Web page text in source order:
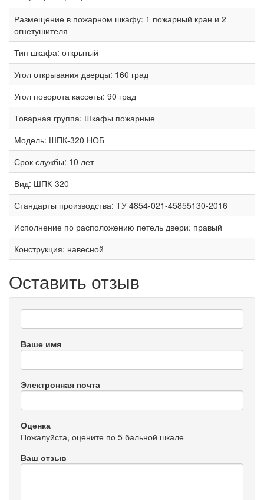
Размещение в пожарном шкафу: 1 пожарный кран и 2
огнетушителя
Тип шкафа: открытый
Угол открывания дверцы: 160 град
Угол поворота кассеты: 90 град
Товарная группа: Шкафы пожарные
Модель: ШПК-320 НОБ
Срок службы: 10 лет
Вид: ШПК-320
Стандарты производства: ТУ 4854-021-45855130-2016
Исполнение по расположению петель двери: правый
Конструкция: навесной
Оставить отзыв
Ваше имя
Электронная почта
Оценка
Пожалуйста, оцените по 5 бальной шкале
Ваш отзыв